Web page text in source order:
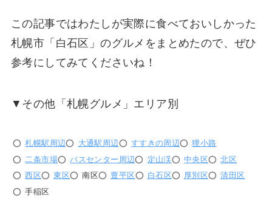
この記事ではわたしが実際に食べておいしかった
札幌市「白石区」のグルメをまとめたので、ぜひ
参考にしてみてくださいね！
▼その他「札幌グルメ」エリア別
札幌駅周辺 大通駅周辺 すすきの周辺
狸小路
二条市場
バスセンター周辺 定山渓 中央区
北区
西区
東区 南区 豊平区 白石区 厚別区
清田区
手稲区